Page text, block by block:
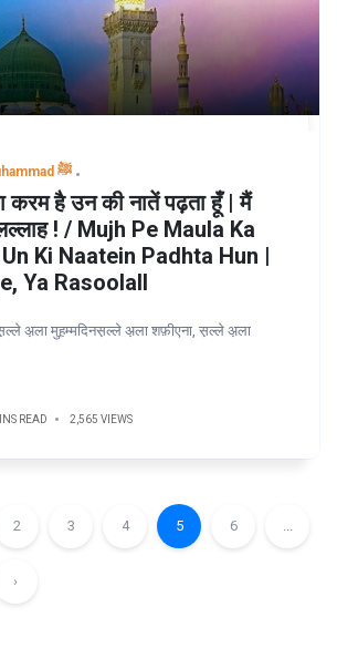
Muhammad ﷺ
करम है उन की नातें पढ़ता हूँ | मैं
! / Mujh Pe Maula Ka
Ki Naatein Padhta Hun |
Ya Rasoolall
अ़ला मुह़म्मदिनस़ल्ले अ़ला शफ़ीएना, स़ल्ले अ़ला
READ 2,565 VIEWS
2 3 4 5 6
›